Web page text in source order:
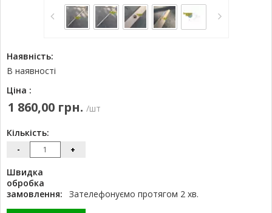
Наявність:
В наявності
Ціна :
1 860,00 грн. /шт
Кількість:
- +
Швидка
обробка
замовлення:
Зателефонуємо протягом 2 хв.